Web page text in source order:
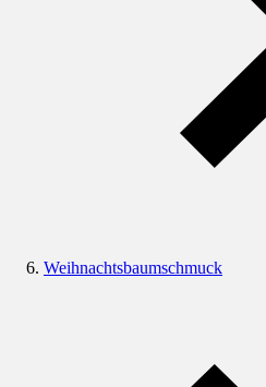
Weihnachtsbaumschmuck